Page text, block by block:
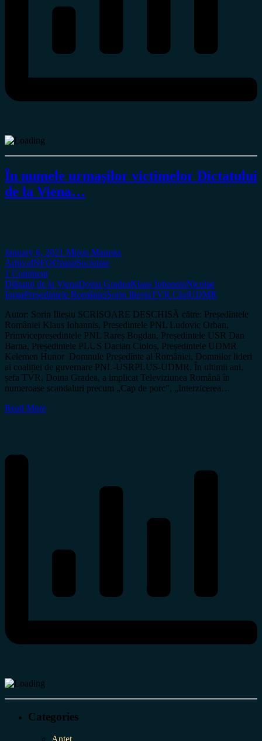
În numele urmașilor victimelor Dictatului
de la Viena…
January 6, 2021 Miron Manega
ArhivaINFOOpiniiSocietate
1 Comment
Diktatul de la VienaDoina GradeaKlaus IohannisNicolae
IorgaPreședintele RomânieiSorin IlieșiuTVR ClujUDMR
Autor: Sorin Ilieșiu SCRISOARE DESCHISĂ către: Președintele
României Klaus Iohannis, Președintele PNL Ludovic Orban,
Primvicepreședintele PNL Rareș Bogdan, Președintele USR Dan
Barna, Președintele PLUS Dacian Cioloș, Președintele UDMR
Kelemen Hunor Domnule Președinte al României, Domnilor lideri
ai coaliției de guvernare PNL-USRPLUS-UDMR, În ultimii ani,
șefa TVR, Doina Gradea, a implicat Televiziunea Română în
numeroase scandaluri precum „Cap de porc”, „Interzicerea…
Read More
Categories